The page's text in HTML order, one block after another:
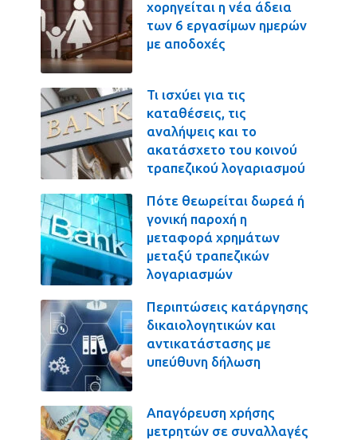
χορηγείται η νέα άδεια
των 6 εργασίμων ημερών
με αποδοχές
Τι ισχύει για τις
καταθέσεις, τις
αναλήψεις και το
ακατάσχετο του κοινού
τραπεζικού λογαριασμού
Πότε θεωρείται δωρεά ή
γονική παροχή η
μεταφορά χρημάτων
μεταξύ τραπεζικών
λογαριασμών
Περιπτώσεις κατάργησης
δικαιολογητικών και
αντικατάστασης με
υπεύθυνη δήλωση
Απαγόρευση χρήσης
μετρητών σε συναλλαγές